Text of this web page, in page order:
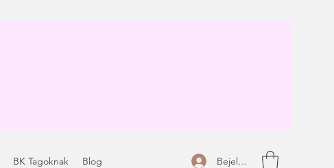
BK Tagoknak Blog Bejelentkezés